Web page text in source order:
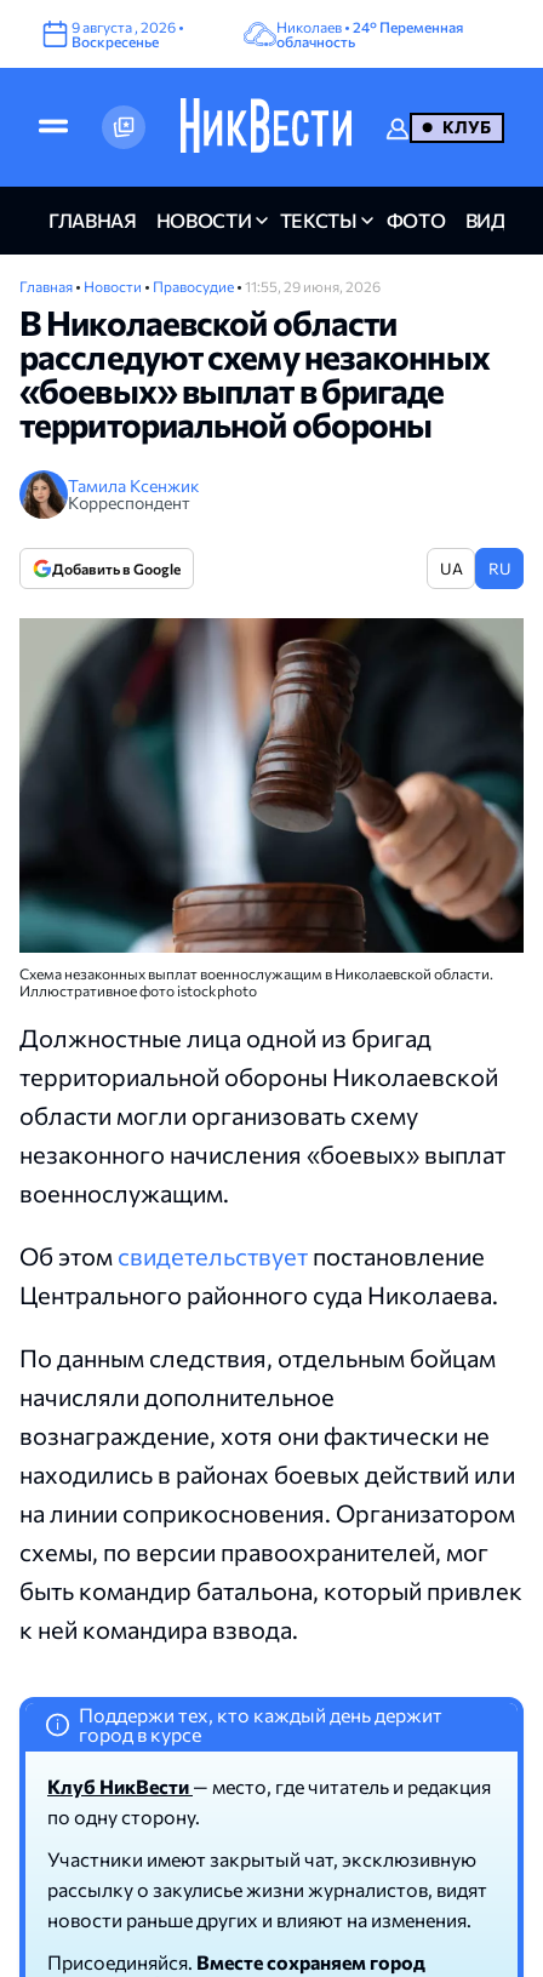
9августа ,2026 •
Воскресенье
Николаев •24° Переменная
облачность
КЛУБ
ГЛАВНАЯ НОВОСТИ ТЕКСТЫ ФОТО ВИДЕО
Главная • Новости • Правосудие • 11:55, 29 июня, 2026
В Николаевской области
расследуют схему незаконных
«боевых» выплат в бригаде
территориальной обороны
Тамила Ксенжик
Корреспондент
Добавить в Google UA RU
Схема незаконных выплат военнослужащим в Николаевской области.
Иллюстративное фото istockphoto
Должностные лица одной из бригад
территориальной обороны Николаевской
области могли организовать схему
незаконного начисления «боевых» выплат
военнослужащим.
Об этом свидетельствует постановление
Центрального районного суда Николаева.
По данным следствия, отдельным бойцам
начисляли дополнительное
вознаграждение, хотя они фактически не
находились в районах боевых действий или
на линии соприкосновения. Организатором
схемы, по версии правоохранителей, мог
быть командир батальона, который привлек
к ней командира взвода.
i
Поддержи тех, кто каждый день держит
город в курсе
Клуб НикВести — место, где читатель и редакция
по одну сторону.
Участники имеют закрытый чат, эксклюзивную
рассылку о закулисье жизни журналистов, видят
новости раньше других и влияют на изменения.
Присоединяйся. Вместе сохраняем город